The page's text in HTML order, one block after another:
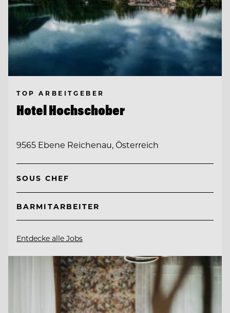
TOP ARBEITGEBER
Hotel Hochschober
9565 Ebene Reichenau, Österreich
SOUS CHEF
BARMITARBEITER
Entdecke alle Jobs